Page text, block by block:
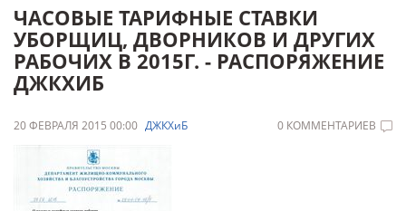
ЧАСОВЫЕ ТАРИФНЫЕ СТАВКИ
УБОРЩИЦ, ДВОРНИКОВ И ДРУГИХ
РАБОЧИХ В 2015Г. - РАСПОРЯЖЕНИЕ
ДЖКХИБ
20 ФЕВРАЛЯ 2015 00:00 ДЖКХиБ 0 КОММЕНТАРИЕВ